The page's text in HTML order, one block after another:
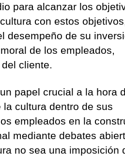
para alcanzar los
con estos
desempeño de su
de los empleados,
cliente.
papel crucial a la hora
cultura dentro de sus
empleados en la
mediante debates
no sea una imposición